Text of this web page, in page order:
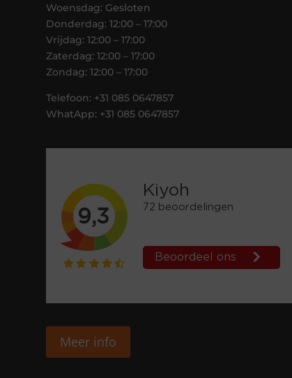
Woensdag: Gesloten
Donderdag: 12:00 – 17:00
Vrijdag: 12:00 – 17:00
Zaterdag: 12:00 – 17:00
Zondag: 12:00 – 17:00
Telefoon: +31 085 0647857
WhatApp: +31 085 0647857
Meer info